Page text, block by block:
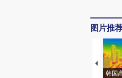
图片推
韩国